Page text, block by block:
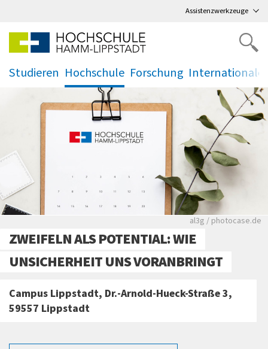
Assistenzwerkzeuge
Studieren Hochschule
.
Forschung
.
Rote leere
al3g / photocase.de
ZWEIFELN ALS POTENTIAL: WIE
UNSICHERHEIT UNS VORANBRINGT
Campus Lippstadt, Dr.-Arnold-Hueck-Straße 3,
59557 Lippstadt